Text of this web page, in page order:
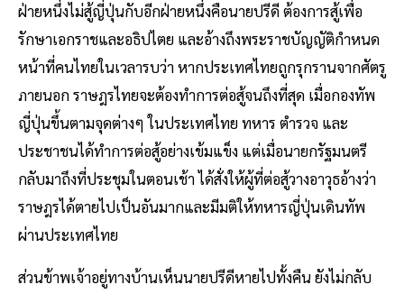
ฝ่ายหนึ่งไม่สู้ญี่ปุ่นกับอีกฝ่ายหนึ่งคือนายปรีดี ต้องการสู้เพื่อ
รักษาเอกราชและอธิปไตย และอ้างถึงพระราชบัญญัติกำหนด
หน้าที่คนไทยในเวลารบว่า หากประเทศไทยถูกรุกรานจากศัตรู
ภายนอก ราษฎรไทยจะต้องทำการต่อสู้จนถึงที่สุด เมื่อกองทัพ
ญี่ปุ่นขึ้นตามจุดต่างๆ ในประเทศไทย ทหาร ตำรวจ และ
ประชาชนได้ทำการต่อสู้อย่างเข้มแข็ง แต่เมื่อนายกรัฐมนตรี
กลับมาถึงที่ประชุมในตอนเช้า ได้สั่งให้ผู้ที่ต่อสู้วางอาวุธอ้างว่า
ราษฎรได้ตายไปเป็นอันมากและมีมติให้ทหารญี่ปุ่นเดินทัพ
ผ่านประเทศไทย
ส่วนข้าพเจ้าอยู่ทางบ้านเห็นนายปรีดีหายไปทั้งคืน ยังไม่กลับ